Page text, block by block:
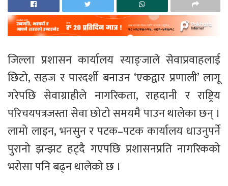
जिल्ला प्रशासन कार्यालय स्याङ्जाले सेवाप्रवाहलाई
छिटो, सहज र पारदर्शी बनाउन ‘एकद्वार प्रणाली’ लागू
गरेपछि सेवाग्राहीले नागरिकता, राहदानी र राष्ट्रिय
परिचयपत्रजस्ता सेवा छोटो समयमै पाउन थालेका छन् ।
लामो लाइन, भनसुन र पटक–पटक कार्यालय धाउनुपर्ने
पुरानो झन्झट हट्दै गएपछि प्रशासनप्रति नागरिकको
भरोसा पनि बढ्न थालेको छ ।